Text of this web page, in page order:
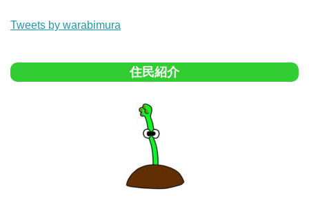
Tweets by warabimura
住民紹介